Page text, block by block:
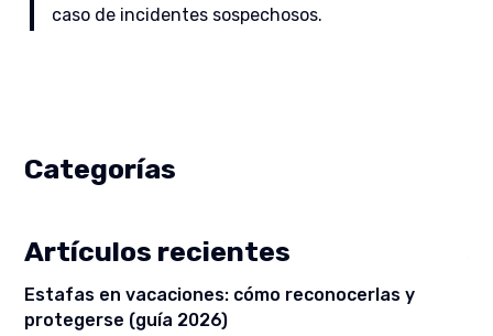
Categorías
Artículos recientes
Estafas en vacaciones: cómo reconocerlas y
protegerse (guía 2026)
caso de incidentes sospechosos.